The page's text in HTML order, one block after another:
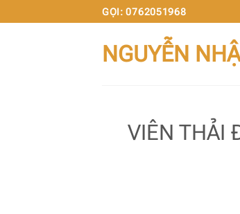
GỌI: 0762051968
NGUYỄN
VIÊN THẢI